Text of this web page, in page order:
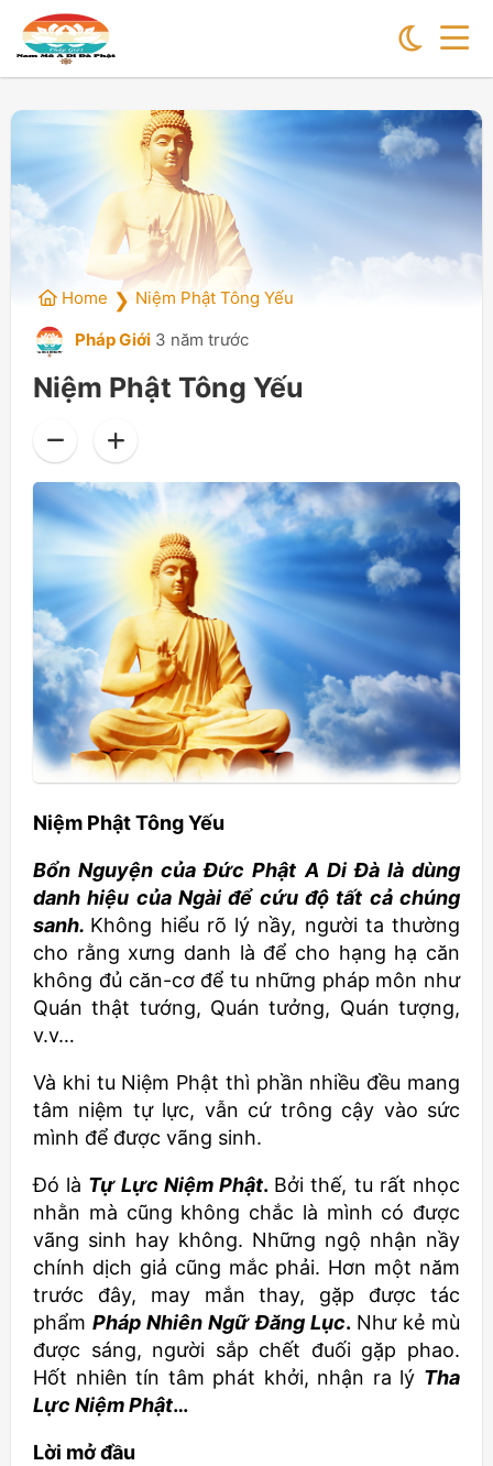
Home ❯ Niệm Phật Tông Yếu
Pháp Giới 3 năm trước
Niệm Phật Tông Yếu
Niệm Phật Tông Yếu
Bổn Nguyện của Đức Phật A Di Đà là dùng
danh hiệu của Ngài để cứu độ tất cả chúng
sanh. Không hiểu rõ lý nầy, người ta thường
cho rằng xưng danh là để cho hạng hạ căn
không đủ căn-cơ để tu những pháp môn như
Quán thật tướng, Quán tưởng, Quán tượng,
v.v…
Và khi tu Niệm Phật thì phần nhiều đều mang
tâm niệm tự lực, vẫn cứ trông cậy vào sức
mình để được vãng sinh.
Đó là Tự Lực Niệm Phật. Bởi thế, tu rất nhọc
nhằn mà cũng không chắc là mình có được
vãng sinh hay không. Những ngộ nhận nầy
chính dịch giả cũng mắc phải. Hơn một năm
trước đây, may mắn thay, gặp được tác
phẩmPháp Nhiên Ngữ Đăng Lục. Như kẻ mù
được sáng, người sắp chết đuối gặp phao.
Hốt nhiên tín tâm phát khởi, nhận ra lý Tha
Lực Niệm Phật…
Lời mở đầu